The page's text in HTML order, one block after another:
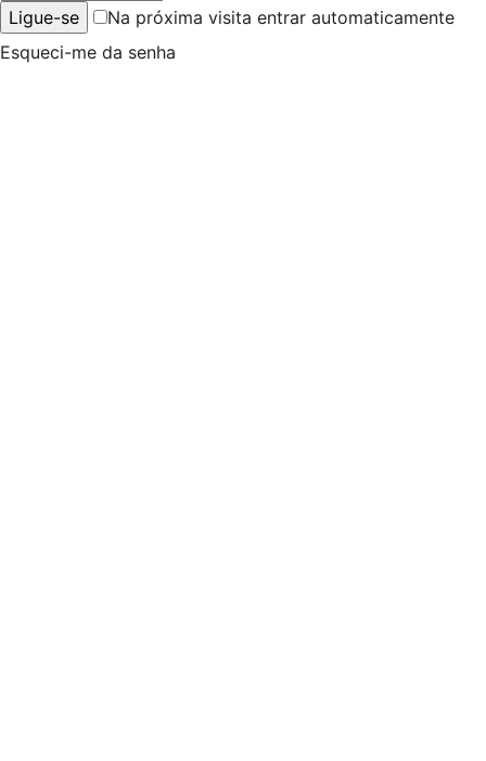
Na próxima visita entrar automaticamente
Esqueci-me da senha